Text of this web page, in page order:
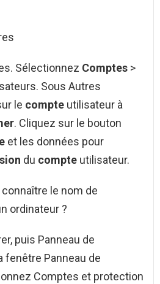
Sélectionnez Comptes >
Sous Autres
le compte utilisateur à
. Cliquez sur le bouton
et les données pour
du compte utilisateur.
le nom de
ordinateur ?
puis Panneau de
fenêtre Panneau de
Comptes et protection